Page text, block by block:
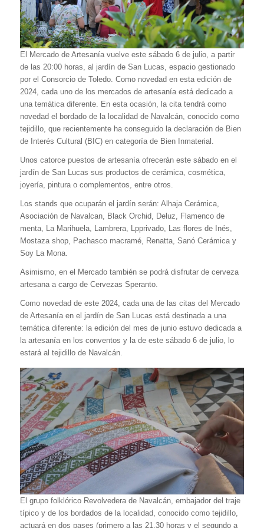
El Mercado de Artesanía vuelve este sábado 6 de julio, a partir
de las 20:00 horas, al jardín de San Lucas, espacio gestionado
por el Consorcio de Toledo. Como novedad en esta edición de
2024, cada uno de los mercados de artesanía está dedicado a
una temática diferente. En esta ocasión, la cita tendrá como
novedad el bordado de la localidad de Navalcán, conocido como
tejidillo, que recientemente ha conseguido la declaración de Bien
de Interés Cultural (BIC) en categoría de Bien Inmaterial.
Unos catorce puestos de artesanía ofrecerán este sábado en el
jardín de San Lucas sus productos de cerámica, cosmética,
joyería, pintura o complementos, entre otros.
Los stands que ocuparán el jardín serán: Alhaja Cerámica,
Asociación de Navalcan, Black Orchid, Deluz, Flamenco de
menta, La Marihuela, Lambrera, Lpprivado, Las flores de Inés,
Mostaza shop, Pachasco macramé, Renatta, Sanó Cerámica y
Soy La Mona.
Asimismo, en el Mercado también se podrá disfrutar de cerveza
artesana a cargo de Cervezas Speranto.
Como novedad de este 2024, cada una de las citas del Mercado
de Artesanía en el jardín de San Lucas está destinada a una
temática diferente: la edición del mes de junio estuvo dedicada a
la artesanía en los conventos y la de este sábado 6 de julio, lo
estará al tejidillo de Navalcán.
El grupo folklórico Revolvedera de Navalcán, embajador del traje
típico y de los bordados de la localidad, conocido como tejidillo,
actuará en dos pases (primero a las 21.30 horas y el segundo a